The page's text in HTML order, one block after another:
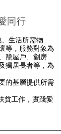
同行
生活所需物
等，服務對象為
籠屋戶、劏房
獨居長者等，為
的基層提供所需
貧工作，實踐愛